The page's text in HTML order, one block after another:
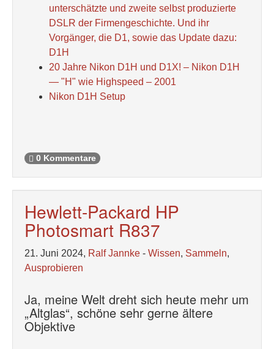
unterschätzte und zweite selbst produzierte
DSLR der Firmengeschichte. Und ihr
Vorgänger, die D1, sowie das Update dazu:
D1H
20 Jahre Nikon D1H und D1X! – Nikon D1H
— "H" wie Highspeed – 2001
Nikon D1H Setup
0 Kommentare
Hewlett-Packard HP
Photosmart R837
21. Juni 2024, Ralf Jannke - Wissen, Sammeln,
Ausprobieren
Ja, meine Welt dreht sich heute mehr um
„Altglas“, schöne sehr gerne ältere
Objektive